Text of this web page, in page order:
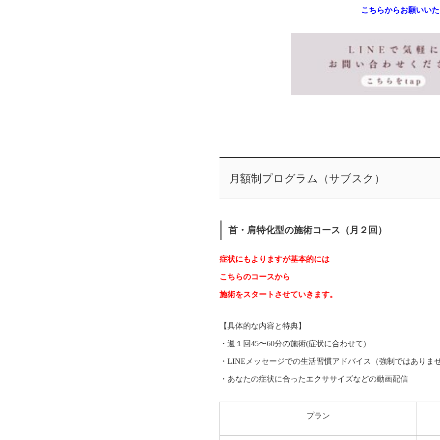
こちらからお願いい
月額制プログラム（サブスク）
首・肩特化型の施術コース（月２回）
症状にもよりますが基本的には
こちらのコースから
施術をスタートさせていきます。
【具体的な内容と特典】
・週１回45〜60分の施術(症状に合わせて)
・LINEメッセージでの生活習慣アドバイス（強制ではありま
・あなたの症状に合ったエクササイズなどの動画配信
プラン